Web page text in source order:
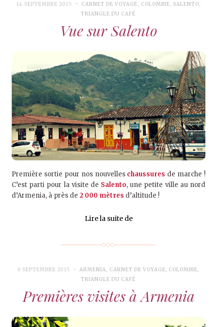
14 SEPTEMBRE 2015 CARNET DE VOYAGE, COLOMBIE, SALENTO,
TRIANGLE DU CAFÉ
Vue sur Salento
Première sortie pour nos nouvelles chaussures de marche !
C’est parti pour la visite de Salento, une petite ville au nord
d’Armenia, à près de 2 000 mètres d’altitude !
Lire la suite de
6 SEPTEMBRE 2015 ARMENIA, CARNET DE VOYAGE, COLOMBIE,
TRIANGLE DU CAFÉ
Premières visites à Armenia